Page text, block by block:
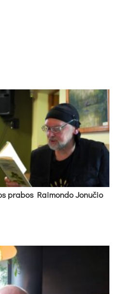
pra­bos Rai­mon­do Jo­nu­čio